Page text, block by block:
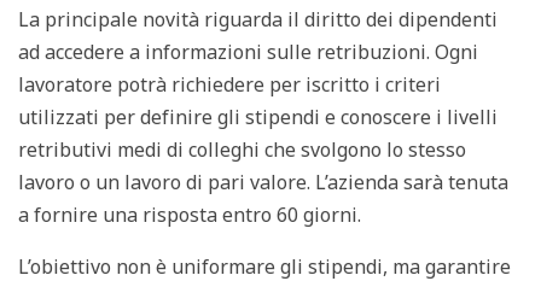
La principale novità riguarda il diritto dei dipendenti
ad accedere a informazioni sulle retribuzioni. Ogni
lavoratore potrà richiedere per iscritto i criteri
utilizzati per definire gli stipendi e conoscere i livelli
retributivi medi di colleghi che svolgono lo stesso
lavoro o un lavoro di pari valore. L’azienda sarà tenuta
a fornire una risposta entro 60 giorni.
L’obiettivo non è uniformare gli stipendi, ma garantire